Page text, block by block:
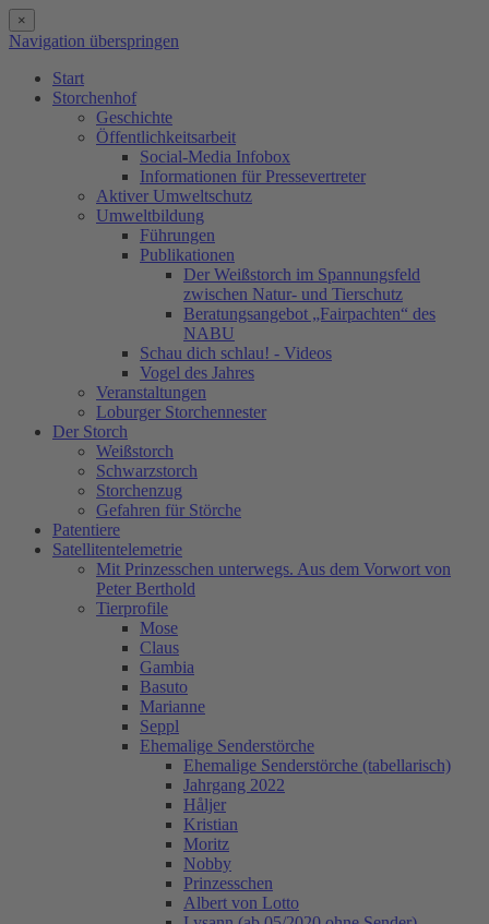
×
Navigation überspringen
Start
Storchenhof
Geschichte
Öffentlichkeitsarbeit
Social-Media Infobox
Informationen für Pressevertreter
Aktiver Umweltschutz
Umweltbildung
Führungen
Publikationen
Der Weißstorch im Spannungsfeld
zwischen Natur- und Tierschutz
Beratungsangebot „Fairpachten“ des
NABU
Schau dich schlau! - Videos
Vogel des Jahres
Veranstaltungen
Loburger Storchennester
Der Storch
Weißstorch
Schwarzstorch
Storchenzug
Gefahren für Störche
Patentiere
Satellitentelemetrie
Mit Prinzesschen unterwegs. Aus dem Vorwort von
Peter Berthold
Tierprofile
Mose
Claus
Gambia
Basuto
Marianne
Seppl
Ehemalige Senderstörche
Ehemalige Senderstörche (tabellarisch)
Jahrgang 2022
Håljer
Kristian
Moritz
Nobby
Prinzesschen
Albert von Lotto